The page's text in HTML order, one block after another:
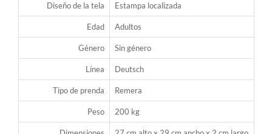
Diseño de la tela Estampa localizada
Edad Adultos
Género Sin género
Línea Deutsch
Tipo de prenda Remera
Peso 200 kg